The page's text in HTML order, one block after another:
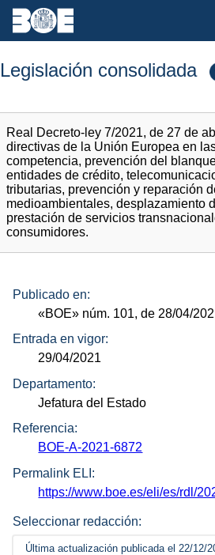
Legislación consolidada
Real Decreto-ley 7/2021, de 27 de
directivas de la Unión Europea en
competencia, prevención del
entidades de crédito,
tributarias, prevención y reparación
medioambientales, desplazamiento
prestación de servicios
consumidores.
Publicado en:
«BOE» núm. 101, de 28/04/
Entrada en vigor:
29/04/2021
Departamento:
Jefatura del Estado
Referencia:
BOE-A-2021-6872
Permalink ELI:
https://www.boe.es/eli/es/rdl/
Seleccionar redacción:
Última actualización publicada el 22/12/